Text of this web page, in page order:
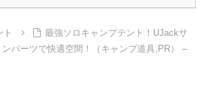
ト
最強ソロキャンプテント！UJackサ
パーツで快適空間！（キャンプ道具,PR） –